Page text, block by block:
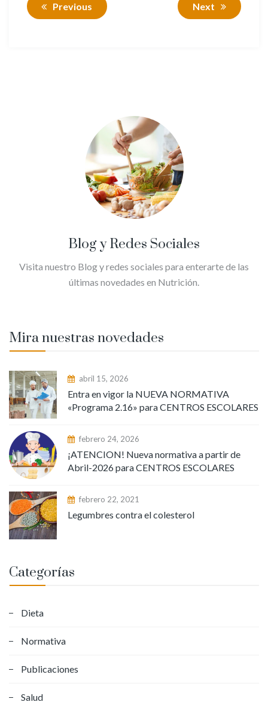
Previous Next
Blog y Redes Sociales
Visita nuestro Blog y redes sociales para enterarte de las
últimas novedades en Nutrición.
Mira nuestras novedades
abril 15, 2026
Entra en vigor la NUEVA NORMATIVA
«Programa 2.16» para CENTROS ESCOLARES
febrero 24, 2026
¡ATENCION! Nueva normativa a partir de
Abril-2026 para CENTROS ESCOLARES
febrero 22, 2021
Legumbres contra el colesterol
Categorías
Dieta
Normativa
Publicaciones
Salud